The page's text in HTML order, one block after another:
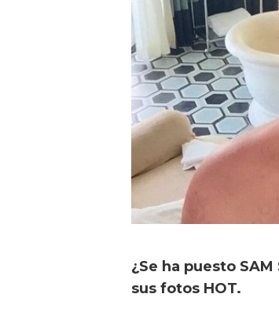
¿Se ha puesto SAM
sus fotos HOT.